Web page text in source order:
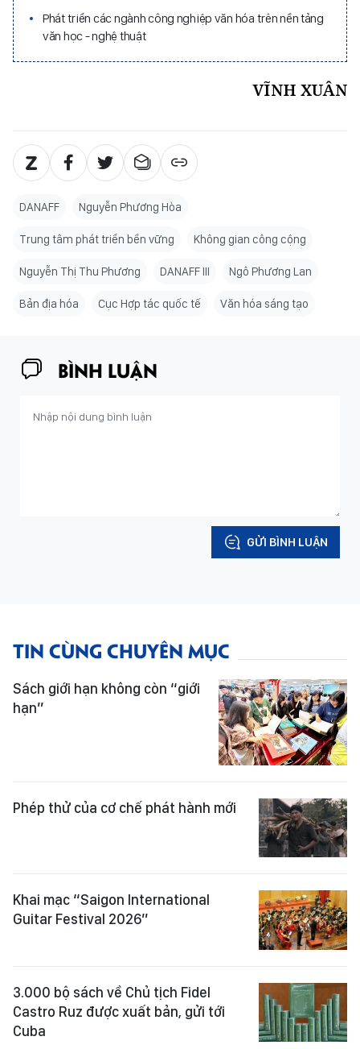
Phát triển các ngành công nghiệp văn hóa trên nền tảng
văn học - nghệ thuật
VĨNH XUÂN
DANAFF Nguyễn Phương Hòa
Trung tâm phát triển bền vững Không gian công cộng
Nguyễn Thị Thu Phương DANAFF III Ngô Phương Lan
Bản địa hóa Cục Hợp tác quốc tế Văn hóa sáng tạo
BÌNH LUẬN
GỬI BÌNH LUẬN
TIN CÙNG CHUYÊN MỤC
Sách giới hạn không còn “giới
hạn”
Phép thử của cơ chế phát hành mới
Khai mạc “Saigon International
Guitar Festival 2026”
3.000 bộ sách về Chủ tịch Fidel
Castro Ruz được xuất bản, gửi tới
Cuba